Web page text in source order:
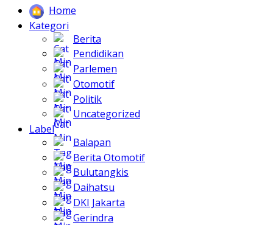
Home
Kategori
Berita
Pendidikan
Parlemen
Otomotif
Politik
Uncategorized
Label
Balapan
Berita Otomotif
Bulutangkis
Daihatsu
DKI Jakarta
Gerindra